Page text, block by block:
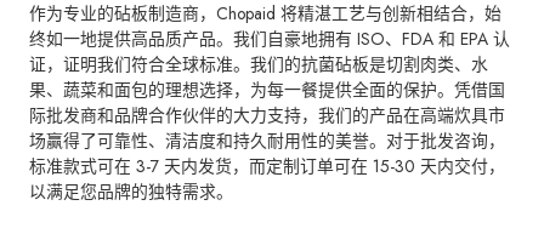
作为专业的砧板制造商，Chopaid 将精湛工艺与创新相结合，始
终如一地提供高品质产品。我们自豪地拥有 ISO、FDA 和 EPA 认
证，证明我们符合全球标准。我们的抗菌砧板是切割肉类、水
果、蔬菜和面包的理想选择，为每一餐提供全面的保护。凭借国
际批发商和品牌合作伙伴的大力支持，我们的产品在高端炊具市
场赢得了可靠性、清洁度和持久耐用性的美誉。对于批发咨询，
标准款式可在 3-7 天内发货，而定制订单可在 15-30 天内交付，
以满足您品牌的独特需求。